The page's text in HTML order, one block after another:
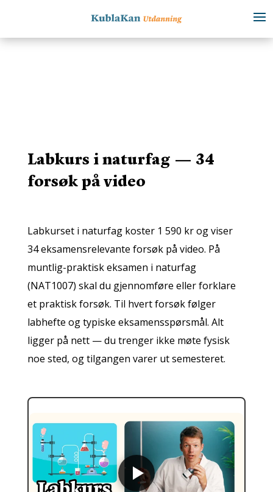
Labkurs i naturfag — 34
forsøk på video
Labkurset i naturfag koster 1 590 kr og viser
34 eksamensrelevante forsøk på video. På
muntlig-praktisk eksamen i naturfag
(NAT1007) skal du gjennomføre eller forklare
et praktisk forsøk. Til hvert forsøk følger
labhefte og typiske eksamensspørsmål. Alt
ligger på nett — du trenger ikke møte fysisk
noe sted, og tilgangen varer ut semesteret.